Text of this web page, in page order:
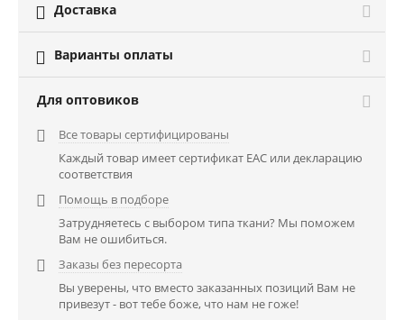
 Доставка
 Варианты оплаты
Для оптовиков

Все товары сертифицированы
Каждый товар имеет сертификат EAC или декларацию
соответствия

Помощь в подборе
Затрудняетесь с выбором типа ткани? Мы поможем
Вам не ошибиться.

Заказы без пересорта
Вы уверены, что вместо заказанных позиций Вам не
привезут - вот тебе боже, что нам не гоже!